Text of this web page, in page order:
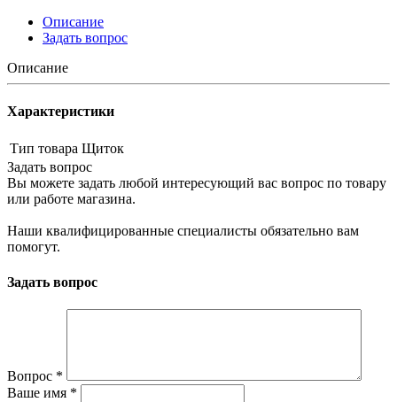
Описание
Задать вопрос
Описание
Характеристики
Тип товара Щиток
Задать вопрос
Вы можете задать любой интересующий вас вопрос по товару
или работе магазина.
Наши квалифицированные специалисты обязательно вам
помогут.
Задать вопрос
Вопрос *
Ваше имя *